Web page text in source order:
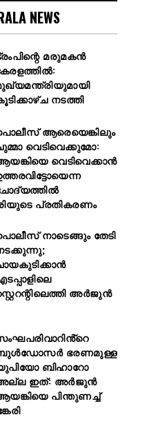
NEWS
മരുമകൻ
നടത്തി
ആരെയെങ്കിലും
വെടിവെക്കുമോ:
വെടിവെക്കാൻ
പ്രതികരണം
നാടെങ്ങും തേടി
അർജുൻ
ഭരണമുള്ള
ബിഹാറോ
ഇത്: അര്‍ജുന്‍
പിന്തുണച്ച്